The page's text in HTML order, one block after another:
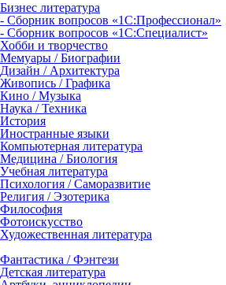
Бизнес литература
- Сборник вопросов «1С:Профессионал»
- Сборник вопросов «1С:Специалист»
Хобби и творчество
Мемуары / Биографии
Дизайн / Архитектура
Живопись / Графика
Кино / Музыка
Наука / Техника
История
Иностранные языки
Компьютерная литература
Медицина / Биология
Учебная литература
Психология / Саморазвитие
Религия / Эзотерика
Философия
Фотоискусство
Художественная литература
Фантастика / Фэнтези
Детская литература